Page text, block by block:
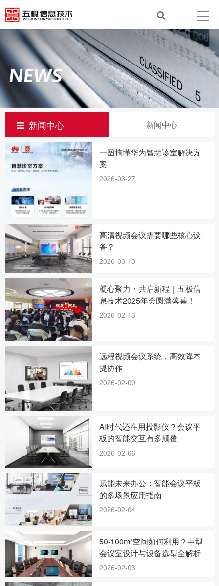
新闻中心 新闻中心
一图搞懂华为智慧诊室解决方
案
2026-03-27
高清视频会议需要哪些核心设
备？
2026-03-13
凝心聚力・共启新程｜五极信
息技术2025年会圆满落幕！
2026-02-13
远程视频会议系统，高效降本
提协作
2026-02-09
AI时代还在用投影仪？会议平
板的智能交互有多颠覆
2026-02-06
赋能未来办公：智能会议平板
的多场景应用指南
2026-02-04
50-100m²空间如何利用？中型
会议室设计与设备选型全解析
2026-02-03